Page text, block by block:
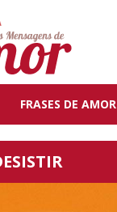
FRASES DE AMOR